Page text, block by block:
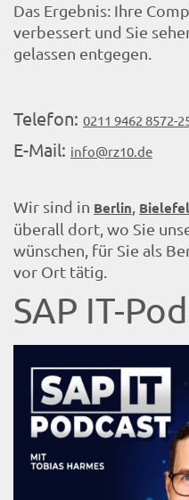
Das Ergebnis: Ihre
verbessert und Sie
gelassen entgegen.
Telefon: 0211 9462 8572-
E-Mail: info@rz10.de
Wir sind in Berlin
überall dort, wo Sie
wünschen, für Sie als
vor Ort tätig.
SAP IT-